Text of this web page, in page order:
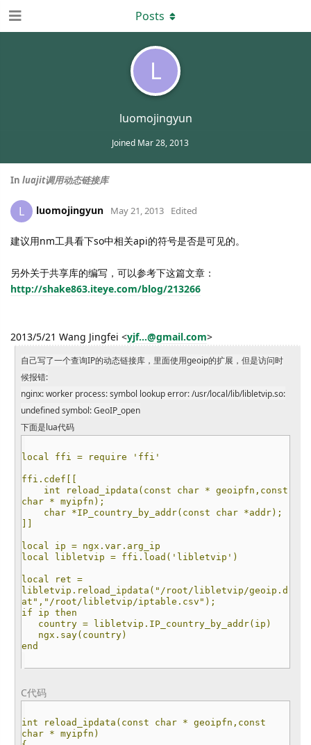
L
luomojingyun
Joined Mar 28, 2013
Posts
In luajit调用动态链接库
L luomojingyun May 21, 2013 Edited
建议用nm工具看下so中相关api的符号是否是可见的。
另外关于共享库的编写，可以参考下这篇文章：
http://shake863.iteye.com/blog/213266
2013/5/21 Wang Jingfei <yjf...@gmail.com>
自己写了一个查询IP的动态链接库，里面使用geoip的扩展，但是访问时
候报错:
nginx: worker process: symbol lookup error: /usr/local/lib/libletvip.so:
undefined symbol: GeoIP_open
下面是lua代码
local ffi = require 'ffi'
ffi.cdef[[
int reload_ipdata(const char * geoipfn,const
char * myipfn);
char *IP_country_by_addr(const char *addr);
local ip = ngx.var.arg_ip
local libletvip = ffi.load('libletvip')
local ret =
libletvip.reload_ipdata("/root/libletvip/geoip.d
at","/root/libletvip/iptable.csv");
if ip then
country = libletvip.IP_country_by_addr(ip)
ngx.say(country)
end
C代码
int reload_ipdata(const char * geoipfn,const
char * myipfn)